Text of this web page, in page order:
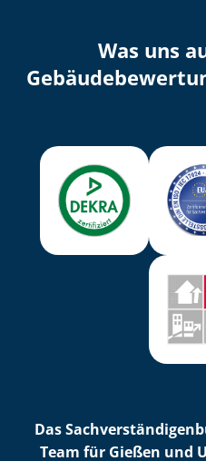
Was uns
Das
Team für Gießen und